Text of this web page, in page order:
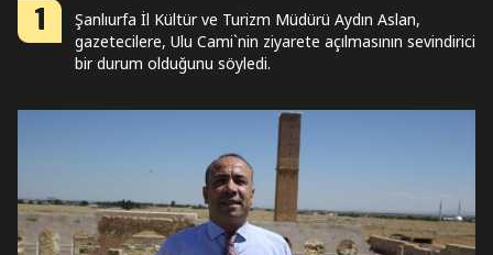
1
Şanlıurfa İl Kültür ve Turizm Müdürü Aydın Aslan,
gazetecilere, Ulu Cami`nin ziyarete açılmasının sevindirici
bir durum olduğunu söyledi.